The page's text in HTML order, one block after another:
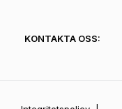
KONTAKTA OSS: